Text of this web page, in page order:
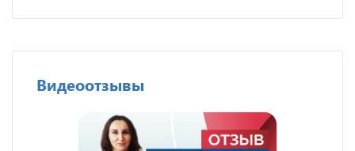
Видеоотзывы